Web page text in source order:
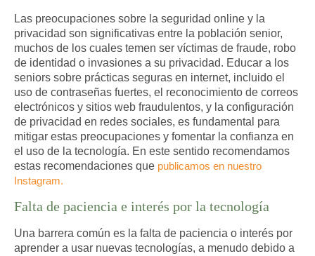
Las preocupaciones sobre la seguridad online y la
privacidad son significativas entre la población senior,
muchos de los cuales temen ser víctimas de fraude, robo
de identidad o invasiones a su privacidad. Educar a los
seniors sobre prácticas seguras en internet, incluido el
uso de contraseñas fuertes, el reconocimiento de correos
electrónicos y sitios web fraudulentos, y la configuración
de privacidad en redes sociales, es fundamental para
mitigar estas preocupaciones y fomentar la confianza en
el uso de la tecnología. En este sentido recomendamos
estas recomendaciones que publicamos en nuestro
Instagram.
Falta de paciencia e interés por la tecnología
Una barrera común es la falta de paciencia o interés por
aprender a usar nuevas tecnologías, a menudo debido a